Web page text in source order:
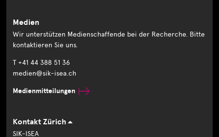
Medien
Wir unterstützen Medienschaffende bei der Recherche. Bitte
kontaktieren Sie uns.
T +41 44 388 51 36
medien@sik-isea.ch
Medienmitteilungen
Kontakt Zürich
SIK-ISEA